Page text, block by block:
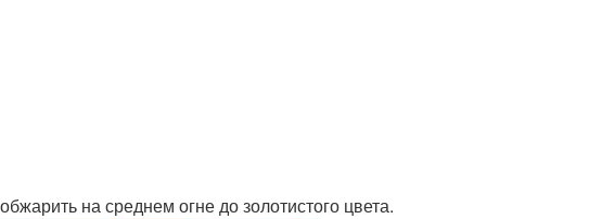
на среднем огне до золотистого цвета.